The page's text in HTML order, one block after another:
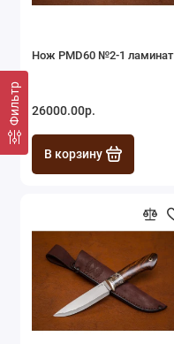
Фильтр
Нож PMD60 №2-1 ламинат
26000.00р.
В корзину